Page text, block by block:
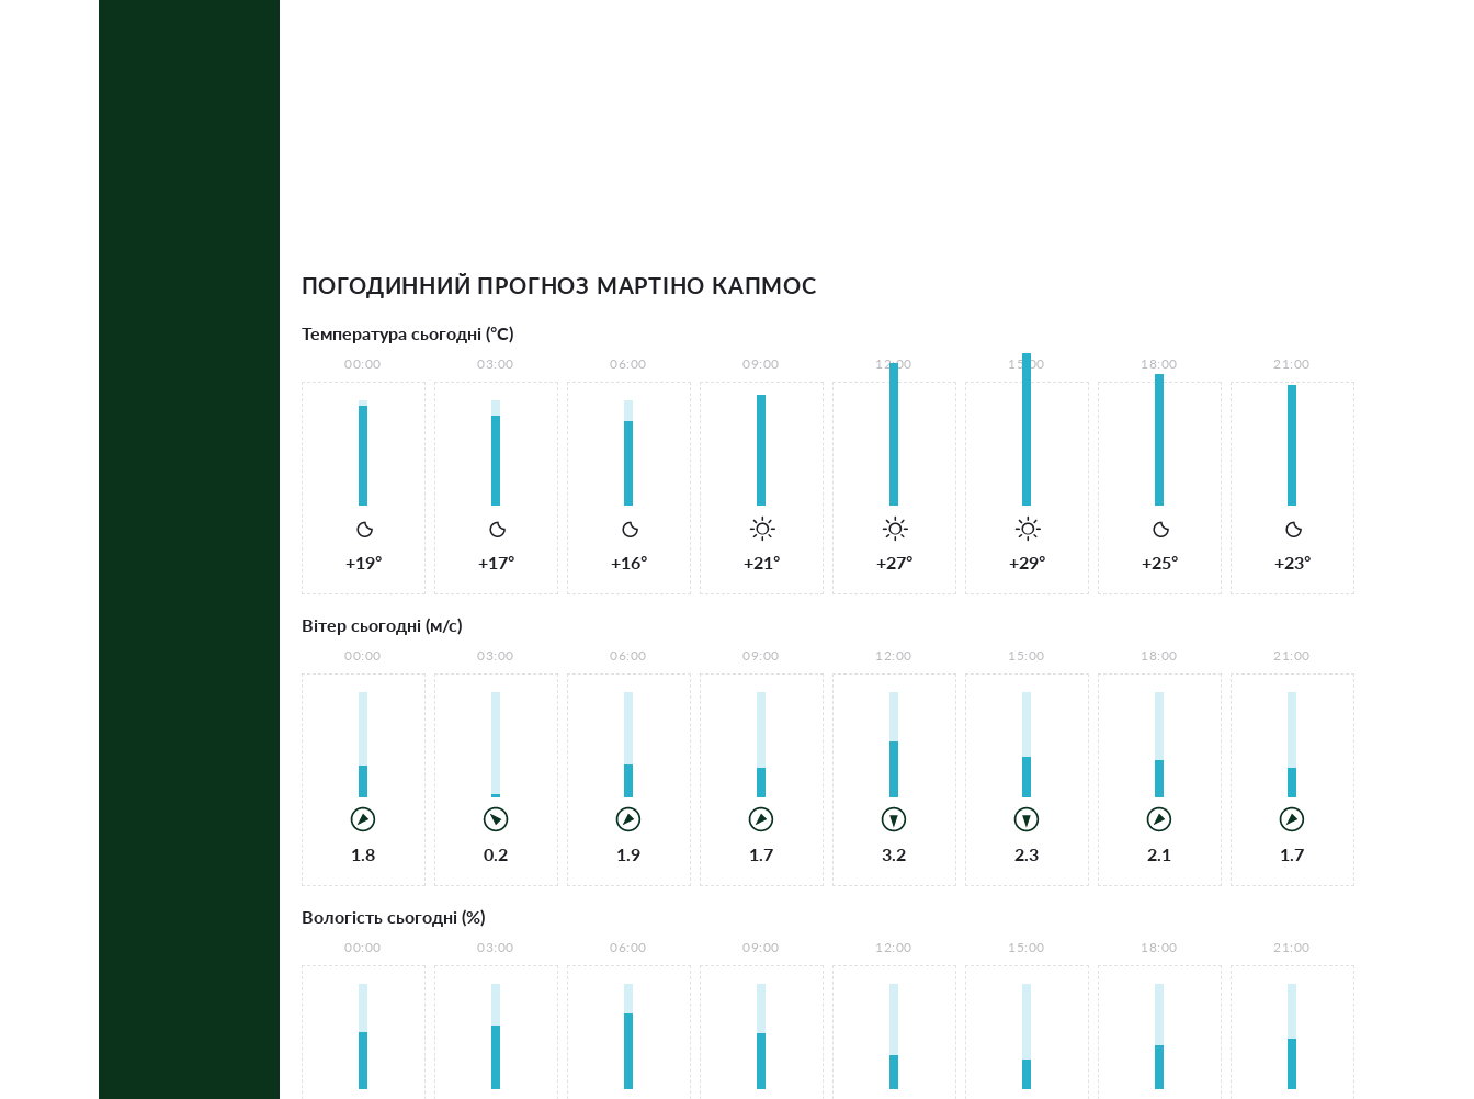
ПОГОДИННИЙ ПРОГНОЗ МАРТІНО КАПМОС
Температура сьогодні (°С)
00:00
+19°
03:00
+17°
06:00
+16°
09:00
+21°
12:00
+27°
15:00
+29°
18:00
+25°
21:00
+23°
Вітер сьогодні (м/с)
00:00
1.8
03:00
0.2
06:00
1.9
09:00
1.7
12:00
3.2
15:00
2.3
18:00
2.1
21:00
1.7
Вологість сьогодні (%)
00:00 03:00 06:00 09:00 12:00 15:00 18:00 21:00